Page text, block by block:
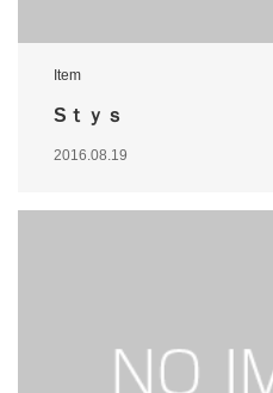
Item
Sｔｙｓ
2016.08.19